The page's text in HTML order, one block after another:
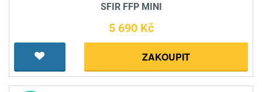
SFIR FFP MINI
5 690 Kč
ZAKOUPIT